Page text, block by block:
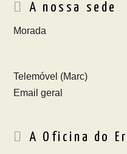
A nossa sede
Morada
Telemóvel (Marc)
Email geral
A Oficina do